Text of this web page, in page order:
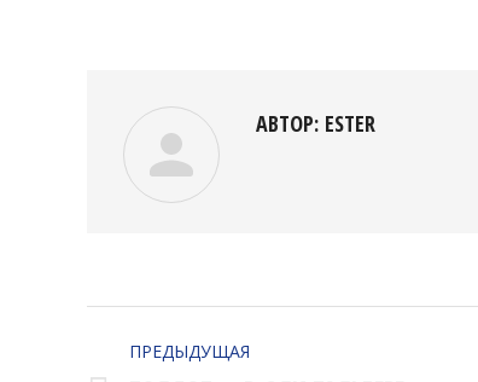
АВТОР: ESTER
ПРЕДЫДУЩАЯ